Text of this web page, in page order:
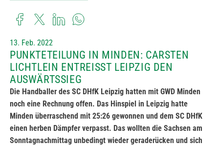
13. Feb. 2022
PUNKTETEILUNG IN MINDEN: CARSTEN
LICHTLEIN ENTREISST LEIPZIG DEN A
USWÄRTSSIEG
Die Handballer des SC DHfK Leipzig hatten mit GWD Minden
noch eine Rechnung offen. Das Hinspiel in Leipzig hatte
Minden überraschend mit 25:26 gewonnen und dem SC DHfK
einen herben Dämpfer verpasst. Das wollten die Sachsen am
Sonntagnachmittag unbedingt wieder geraderücken und sich